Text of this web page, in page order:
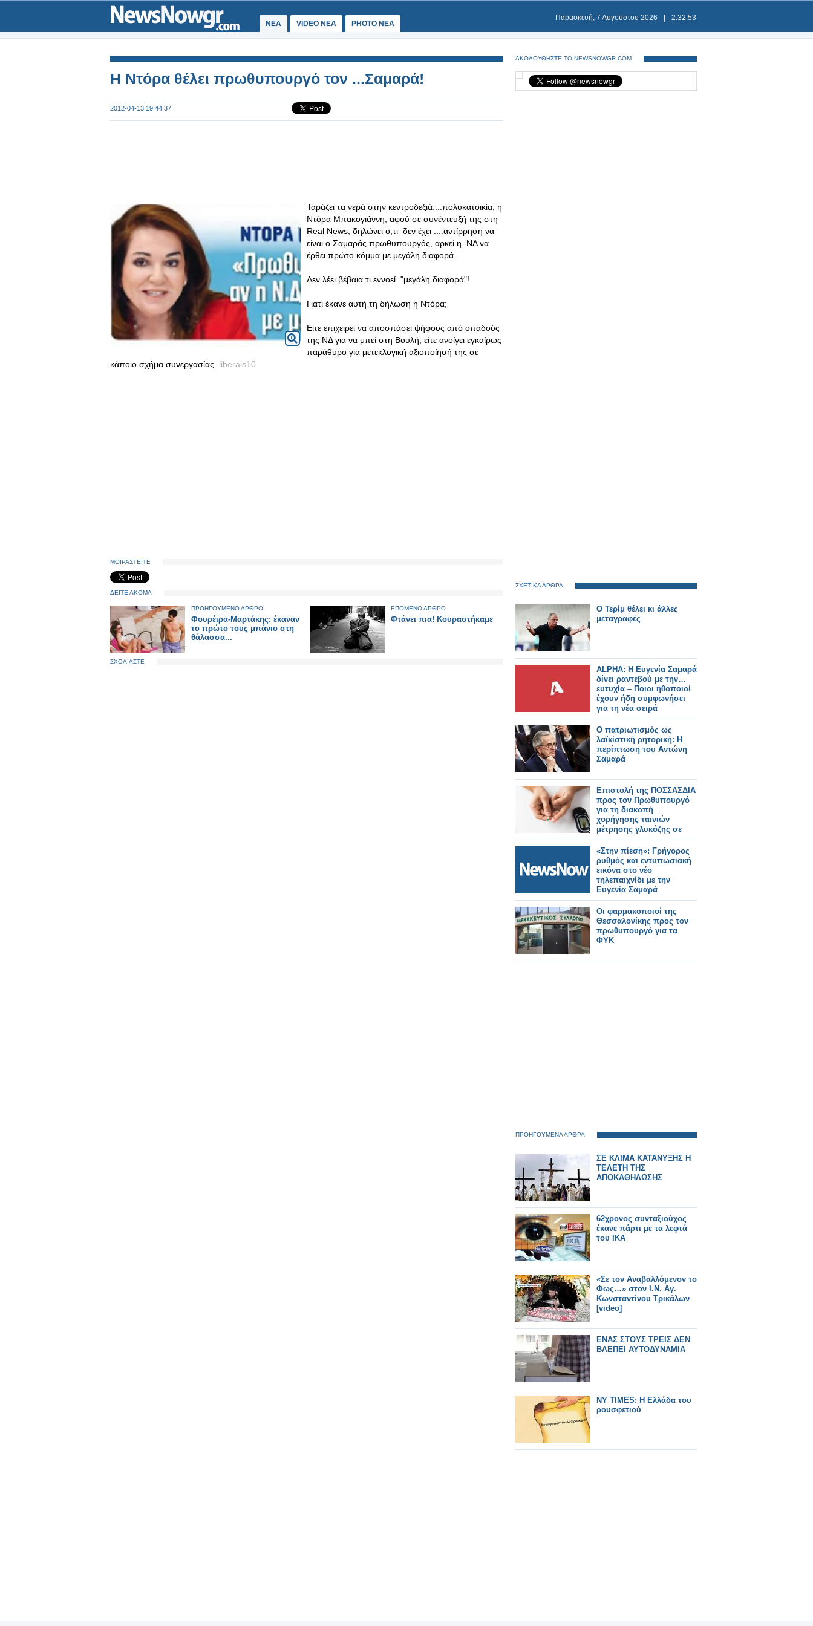
ΝΕΑ VIDEO NEA PHOTO NEA
Παρασκευή, 7 Αυγούστου 2026 2:32:53
Η Ντόρα θέλει πρωθυπουργό τον ...Σαμαρά!
2012-04-13 19:44:37
Ταράζει τα νερά στην κεντροδεξιά....πολυκατοικία, η
Ντόρα Μπακογιάννη, αφού σε συνέντευξή της στη
Real News, δηλώνει ο,τι δεν έχει ....αντίρρηση να
είναι ο Σαμαράς πρωθυπουργός, αρκεί η ΝΔ να
έρθει πρώτο κόμμα με μεγάλη διαφορά.
Δεν λέει βέβαια τι εννοεί "μεγάλη διαφορά"!
Γιατί έκανε αυτή τη δήλωση η Ντόρα;
Είτε επιχειρεί να αποσπάσει ψήφους από οπαδούς
της ΝΔ για να μπεί στη Βουλή, είτε ανοίγει εγκαίρως
παράθυρο για μετεκλογική αξιοποίησή της σε
κάποιο σχήμα συνεργασίας. liberals10
ΜΟΙΡΑΣΤΕΙΤΕ
ΔΕΙΤΕ ΑΚΟΜΑ
ΠΡΟΗΓΟΥΜΕΝΟ ΑΡΘΡΟ
Φουρέιρα-Μαρτάκης: έκαναν
το πρώτο τους μπάνιο στη
θάλασσα...
ΕΠΟΜΕΝΟ ΑΡΘΡΟ
Φτάνει πια! Κουραστήκαμε
ΣΧΟΛΙΑΣΤΕ
ΑΚΟΛΟΥΘΗΣΤΕ ΤΟ NEWSNOWGR.COM
ΣΧΕΤΙΚΑ ΑΡΘΡΑ
Ο Τερίμ θέλει κι άλλες
μεταγραφές
ALPHA: Η Ευγενία Σαμαρά
δίνει ραντεβού με την…
ευτυχία – Ποιοι ηθοποιοί
έχουν ήδη συμφωνήσει
για τη νέα σειρά
Ο πατριωτισμός ως
λαϊκίστική ρητορική: Η
περίπτωση του Αντώνη
Σαμαρά
Επιστολή της ΠΟΣΣΑΣΔΙΑ
προς τον Πρωθυπουργό
για τη διακοπή
χορήγησης ταινιών
μέτρησης γλυκόζης σε
20.000 ασθενείς
«Στην πίεση»: Γρήγορος
ρυθμός και εντυπωσιακή
εικόνα στο νέο
τηλεπαιχνίδι με την
Ευγενία Σαμαρά
Οι φαρμακοποιοί της
Θεσσαλονίκης προς τον
πρωθυπουργό για τα
ΦΥΚ
ΠΡΟΗΓΟΥΜΕΝΑ ΑΡΘΡΑ
ΣΕ ΚΛΙΜΑ ΚΑΤΑΝΥΞΗΣ Η
ΤΕΛΕΤΗ ΤΗΣ
ΑΠΟΚΑΘΗΛΩΣΗΣ
62χρονος συνταξιούχος
έκανε πάρτι με τα λεφτά
του ΙΚΑ
«Σε τον Αναβαλλόμενον το
Φως…» στον Ι.Ν. Αγ.
Κωνσταντίνου Τρικάλων
[video]
ΕΝΑΣ ΣΤΟΥΣ ΤΡΕΙΣ ΔΕΝ
ΒΛΕΠΕΙ ΑΥΤΟΔΥΝΑΜΙΑ
NY TIMES: Η Ελλάδα του
ρουσφετιού